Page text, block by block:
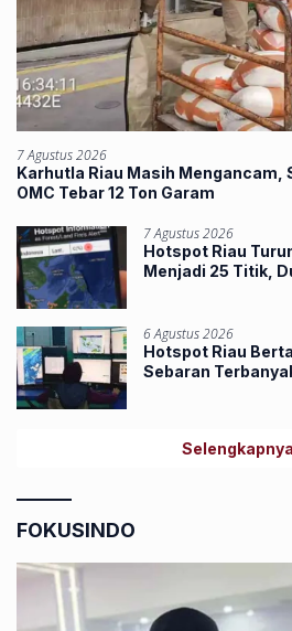
7 Agustus 2026
Karhutla Riau Masih Mengancam,
OMC Tebar 12 Ton Garam
7 Agustus 2026
Hotspot Riau
Menjadi 25 Titik,
6 Agustus 2026
Hotspot Riau
Sebaran
Selengkapnya
FOKUSINDO